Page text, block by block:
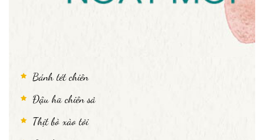
Bánh tét chiên
Đậu hũ chiên sả
Thịt bò xào tỏi